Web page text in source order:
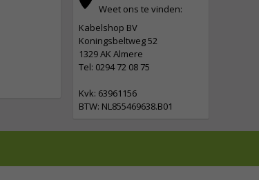
Weet ons te vinden:
Kabelshop BV
Koningsbeltweg 52
1329 AK Almere
Tel: 0294 72 08 75
Kvk: 63961156
BTW: NL855469638.B01